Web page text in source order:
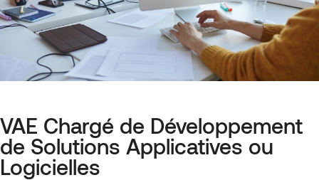
VAE Chargé de Développement
de Solutions Applicatives ou
Logicielles